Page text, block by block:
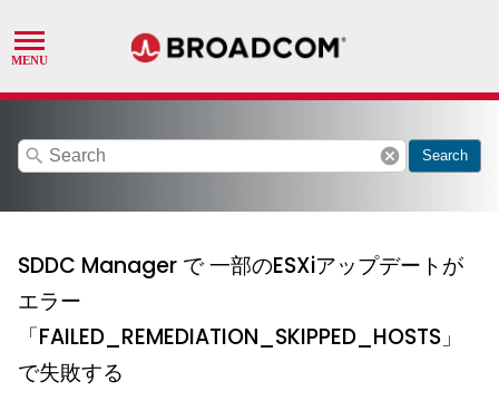
search cancel Search
SDDC Manager で 一部のESXiアップデートが
エラー
「FAILED_REMEDIATION_SKIPPED_HOSTS」
で失敗する